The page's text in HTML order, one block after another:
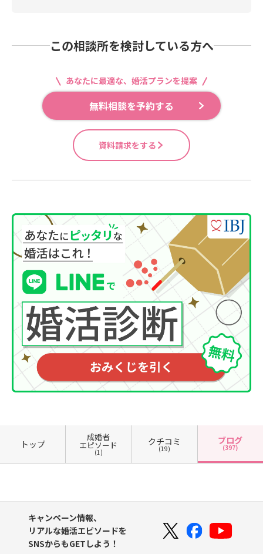
この相談所を検討している方へ
あなたに最適な、婚活プランを提案
無料相談を予約する
資料請求をする
トップ
成婚者
エピソード
(1)
クチコミ
(19)
ブログ
(397)
キャンペーン情報、
リアルな婚活エピソードを
SNSからもGETしよう！